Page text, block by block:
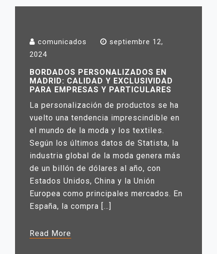
comunicados
septiembre 12,
2024
BORDADOS PERSONALIZADOS EN
MADRID: CALIDAD Y EXCLUSIVIDAD
PARA EMPRESAS Y PARTICULARES
La personalización de productos se ha
vuelto una tendencia imprescindible en
el mundo de la moda y los textiles.
Según los últimos datos de Statista, la
industria global de la moda genera más
de un billón de dólares al año, con
Estados Unidos, China y la Unión
Europea como principales mercados. En
España, la compra […]
Read More